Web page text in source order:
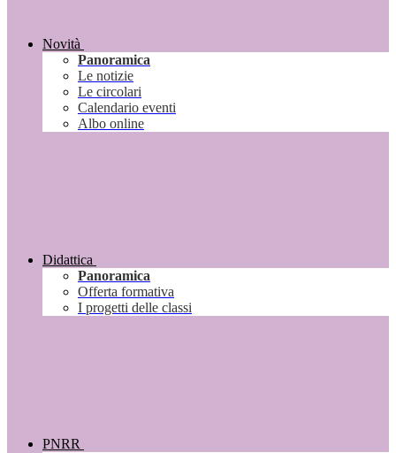
Novità
Panoramica
Le notizie
Le circolari
Calendario eventi
Albo online
Didattica
Panoramica
Offerta formativa
I progetti delle classi
PNRR